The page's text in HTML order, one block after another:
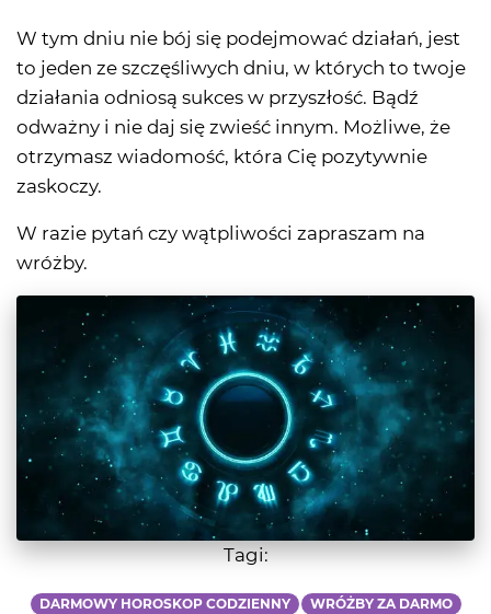
W tym dniu nie bój się podejmować działań, jest
to jeden ze szczęśliwych dniu, w których to twoje
działania odniosą sukces w przyszłość. Bądź
odważny i nie daj się zwieść innym. Możliwe, że
otrzymasz wiadomość, która Cię pozytywnie
zaskoczy.
W razie pytań czy wątpliwości zapraszam na
wróżby.
Tagi:
DARMOWY HOROSKOP CODZIENNY WRÓŻBY ZA DARMO